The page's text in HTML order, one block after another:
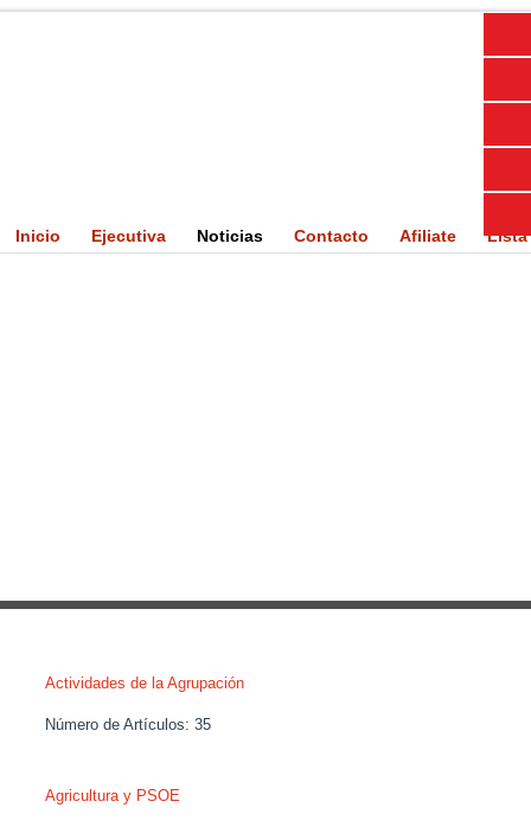
Inicio Ejecutiva Noticias Contacto Afiliate Lista
Actividades de la Agrupación
Número de Artículos: 35
Agricultura y PSOE